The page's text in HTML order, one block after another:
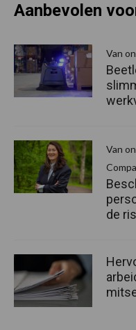
Aanbevolen
Van
Van
de